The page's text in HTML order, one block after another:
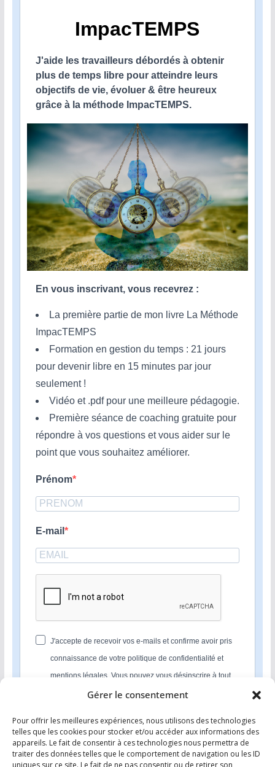
Gérer le consentement
Pour offrir les meilleures expériences, nous utilisons des technologies
telles que les cookies pour stocker et/ou accéder aux informations des
appareils. Le fait de consentir à ces technologies nous permettra de
traiter des données telles que le comportement de navigation ou les ID
uniques sur ce site. Le fait de ne pas consentir ou de retirer son
ImpacTEMPS
J'aide les travailleurs débordés à obtenir
plus de temps libre pour atteindre leurs
objectifs de vie, évoluer & être heureux
grâce à la méthode ImpacTEMPS.
En vous inscrivant, vous recevrez :
La première partie de mon livre La Méthode
ImpacTEMPS
Formation en gestion du temps : 21 jours
pour devenir libre en 15 minutes par jour
seulement !
Vidéo et .pdf pour une meilleure pédagogie.
Première séance de coaching gratuite pour
répondre à vos questions et vous aider sur le
point que vous souhaitez améliorer.
Prénom
E-mail
J'accepte de recevoir vos e-mails et confirme avoir pris
connaissance de votre politique de confidentialité et
mentions légales. Vous pouvez vous désinscrire à tout
moment en cliquant sur le lien présent dans nos emails.
S'INSCRIRE
Nous utilisons Sendinblue en tant que plateforme
marketing. En soumettant ce formulaire, vous